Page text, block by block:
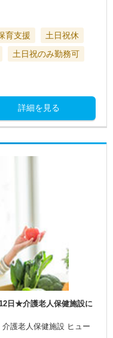
育支援
土日祝休
土日祝のみ勤務可
詳細を見る
日★介護老人保健施設に
護老人保健施設 ヒュー